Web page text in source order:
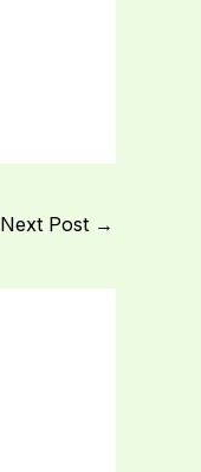
Next Post →